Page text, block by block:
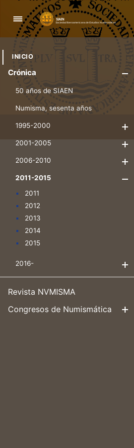
Navigation
INICIO
Crónica
50 años de SIAEN
Numisma, sesenta años
1995-2000
2001-2005
2006-2010
2011-2015
2011
2012
2013
2014
2015
2016-
Revista NVMISMA
Congresos de Numismática